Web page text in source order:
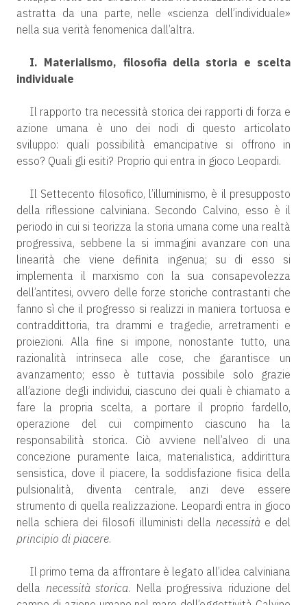
astratta da una parte, nelle «scienza dell’individuale»
nella sua verità fenomenica dall’altra.
I. Materialismo, filosofia della storia e scelta
individuale
Il rapporto tra necessità storica dei rapporti di forza e
azione umana è uno dei nodi di questo articolato
sviluppo: quali possibilità emancipative si offrono in
esso? Quali gli esiti? Proprio qui entra in gioco Leopardi.
Il Settecento filosofico, l’illuminismo, è il presupposto
della riflessione calviniana. Secondo Calvino, esso è il
periodo in cui si teorizza la storia umana come una realtà
progressiva, sebbene la si immagini avanzare con una
linearità che viene definita ingenua; su di esso si
implementa il marxismo con la sua consapevolezza
dell’antitesi, ovvero delle forze storiche contrastanti che
fanno sì che il progresso si realizzi in maniera tortuosa e
contraddittoria, tra drammi e tragedie, arretramenti e
proiezioni. Alla fine si impone, nonostante tutto, una
razionalità intrinseca alle cose, che garantisce un
avanzamento; esso è tuttavia possibile solo grazie
all’azione degli individui, ciascuno dei quali è chiamato a
fare la propria scelta, a portare il proprio fardello,
operazione del cui compimento ciascuno ha la
responsabilità storica. Ciò avviene nell’alveo di una
concezione puramente laica, materialistica, addirittura
sensistica, dove il piacere, la soddisfazione fisica della
pulsionalità, diventa centrale, anzi deve essere
strumento di quella realizzazione. Leopardi entra in gioco
nella schiera dei filosofi illuministi della necessitàe del
principio di piacere.
Il primo tema da affrontare è legato all’idea calviniana
della necessità storica. Nella progressiva riduzione del